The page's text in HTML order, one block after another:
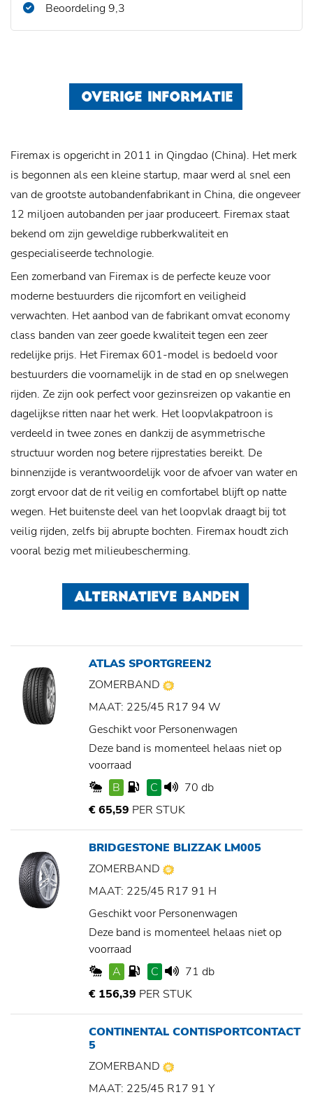
Beoordeling 9,3
OVERIGE INFORMATIE
Firemax is opgericht in 2011 in Qingdao (China). Het merk
is begonnen als een kleine startup, maar werd al snel een
van de grootste autobandenfabrikant in China, die ongeveer
12 miljoen autobanden per jaar produceert. Firemax staat
bekend om zijn geweldige rubberkwaliteit en
gespecialiseerde technologie.
Een zomerband van Firemax is de perfecte keuze voor
moderne bestuurders die rijcomfort en veiligheid
verwachten. Het aanbod van de fabrikant omvat economy
class banden van zeer goede kwaliteit tegen een zeer
redelijke prijs. Het Firemax 601-model is bedoeld voor
bestuurders die voornamelijk in de stad en op snelwegen
rijden. Ze zijn ook perfect voor gezinsreizen op vakantie en
dagelijkse ritten naar het werk. Het loopvlakpatroon is
verdeeld in twee zones en dankzij de asymmetrische
structuur worden nog betere rijprestaties bereikt. De
binnenzijde is verantwoordelijk voor de afvoer van water en
zorgt ervoor dat de rit veilig en comfortabel blijft op natte
wegen. Het buitenste deel van het loopvlak draagt bij tot
veilig rijden, zelfs bij abrupte bochten. Firemax houdt zich
vooral bezig met milieubescherming.
ALTERNATIEVE BANDEN
ATLAS SPORTGREEN2
ZOMERBAND
MAAT: 225/45 R17 94 W
Geschikt voor Personenwagen
Deze band is momenteel helaas niet op
voorraad
B
C
70 db
€ 65,59 PER STUK
BRIDGESTONE BLIZZAK LM005
ZOMERBAND
MAAT: 225/45 R17 91 H
Geschikt voor Personenwagen
Deze band is momenteel helaas niet op
voorraad
A
C
71 db
€ 156,39 PER STUK
CONTINENTAL CONTISPORTCONTACT
5
ZOMERBAND
MAAT: 225/45 R17 91 Y